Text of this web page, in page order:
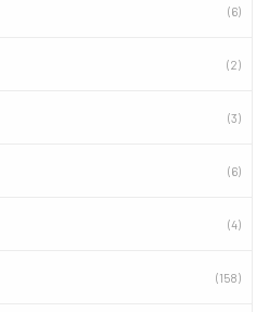
(6)
(2)
(3)
(6)
(4)
(158)